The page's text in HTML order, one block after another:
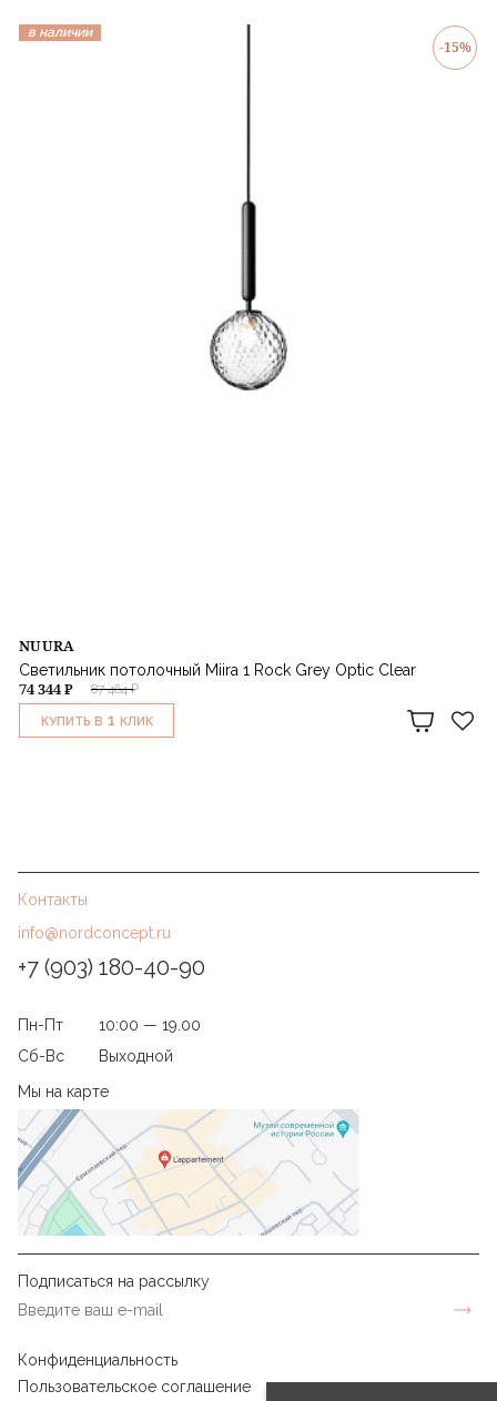
в наличии
-15%
NUURA
Светильник потолочный Miira 1 Rock Grey Optic Clear
87 464 ₽
74 344 ₽
КУПИТЬ В 1 КЛИК
Контакты
info@nordconcept.ru
+7 (903) 180-40-90
Пн-Пт
10:00 — 19.00
Сб-Вс
Выходной
Мы на карте
Подписаться на рассылку
Конфиденциальность
Пользовательское соглашение